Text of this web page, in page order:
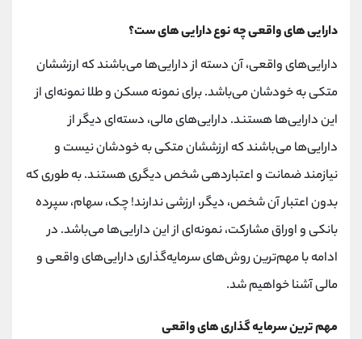
دارایی های واقعی چه نوع دارایی های ست؟
دارایی‌های واقعی، آن دسته از دارایی‌ها می‌باشند که ارزششان
متکی به خودشان می‌باشد. برای نمونه مسکن و طلا نمونه‌ای از
این دارایی‌ها هستند. دارایی‌های مالی، دسته‌ای دیگر از
دارایی‌ها می‌باشند که ارزششان متکی به خودشان نیست و
نیازمند ضمانت و اعتباردهی شخص دیگری هستند. به طوری که
بدون اعتبار آن شخص، دیگر، ارزشی ندارند! چک، سهام، سپرده
بانکی و اوراق مشارکت، نمونه‌ای از این دارایی‌ها می‌باشد. در
ادامه با مهم‌ترین روش‌های سرمایه‌گذاری دارایی‌های واقعی و
مالی آشنا خواهیم شد.
مهم ترین سرمایه گذاری های واقعی